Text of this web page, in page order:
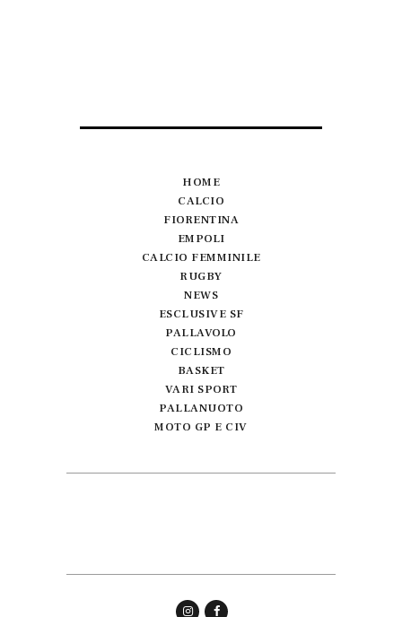
HOME
CALCIO
FIORENTINA
EMPOLI
CALCIO FEMMINILE
RUGBY
NEWS
ESCLUSIVE SF
PALLAVOLO
CICLISMO
BASKET
VARI SPORT
PALLANUOTO
MOTO GP E CIV